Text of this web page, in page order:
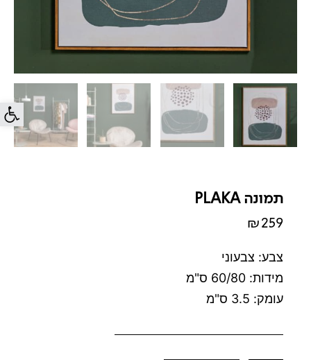
פתח
תמונה PLAKA
₪259
צבע: צבעוני
מידות: 60/80 ס"מ
עומק: 3.5 ס"מ